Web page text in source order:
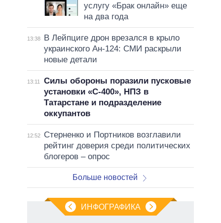
услугу «Брак онлайн» еще
на два года
13:38
В Лейпциге дрон врезался в крыло
украинского Ан-124: СМИ раскрыли
новые детали
13:11
Силы обороны поразили пусковые
установки «С-400», НПЗ в
Татарстане и подразделение
оккупантов
12:52
Стерненко и Портников возглавили
рейтинг доверия среди политических
блогеров – опрос
Больше новостей
ИНФОГРАФИКА